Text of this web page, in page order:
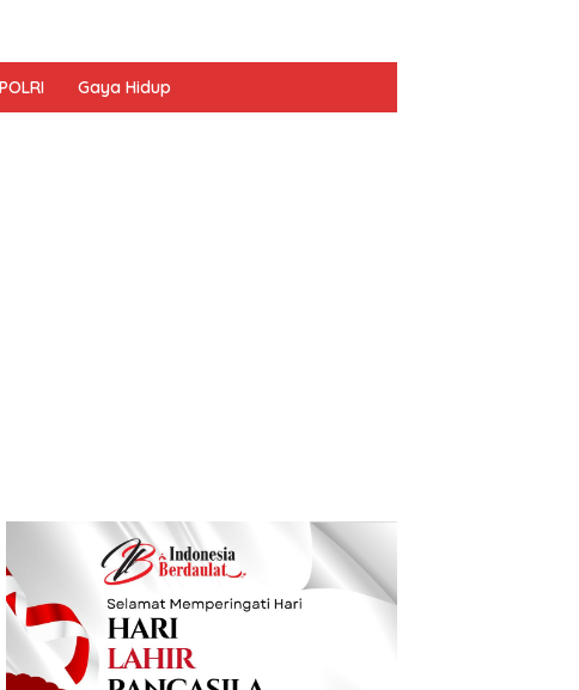
Gaya Hidup